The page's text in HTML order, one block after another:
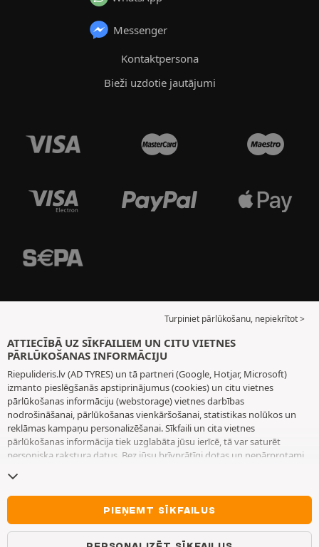
Messenger
Kontaktpersona
Bieži uzdotie jautājumi
Turpiniet pārlūkošanu, nepiekrītot >
ATTIECĪBĀ UZ SĪKFAILIEM UN CITU VIETNES
PĀRLŪKOŠANAS INFORMĀCIJU
Riepulideris.lv (AD TYRES) un tā partneri (Google, Hotjar, Microsoft)
izmanto pieslēgšanās apstiprinājumus (cookies) un citu vietnes
pārlūkošanas informāciju (webstorage) vietnes darbības
nodrošināšanai, pārlūkošanas vienkāršošanai, statistikas nolūkos un
reklāmas kampaņu personalizēšanai. Sīkfaili un cita vietnes
pārlūkošanas informācija tiek uzglabāta jūsu ierīcē, tā var saturēt
personiska rakstura datus. Bez jūsu brīvprātīgi dotas un nepārprotami
pārlūkošanas informāciju, izņemot to, kas nepieciešama vietnes
darbības nodrošināšanai. Mēs saglabājam jūsu izvēli 6 mēnešus ilgu
laiku periodu. Jūs varat jebkurā brīdī atsaukt savu piekrišanu, dodoties
uz lapuSīkfaili un cita vietnes pārlūkošanas informācija. Jūs varat
izvēlēties turpināt pārlūkošanu bez piekrišanas sīkfailu un citas vietnes
PIEŅEMT SĪKFAILUS